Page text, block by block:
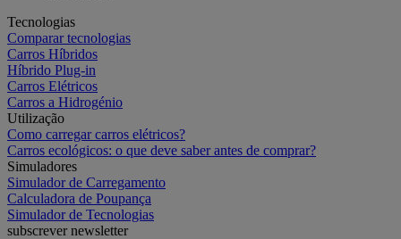
Tecnologias
Comparar tecnologias
Carros Híbridos
Híbrido Plug-in
Carros Elétricos
Carros a Hidrogénio
Utilização
Como carregar carros elétricos?
Carros ecológicos: o que deve saber antes de comprar?
Simuladores
Simulador de Carregamento
Calculadora de Poupança
Simulador de Tecnologias
subscrever newsletter